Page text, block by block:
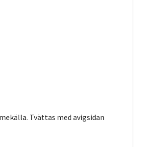
Tvättas med avigsidan